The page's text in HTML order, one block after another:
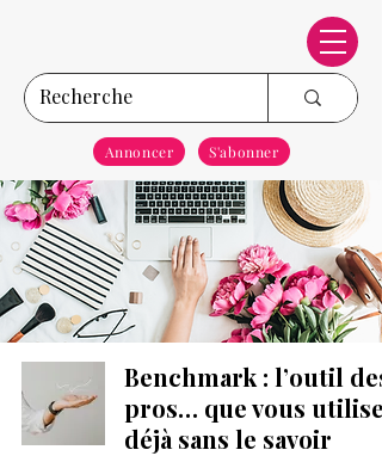
S'abonner
Annoncer
Benchmark : l’outil des
pros… que vous utilisez
déjà sans le savoir